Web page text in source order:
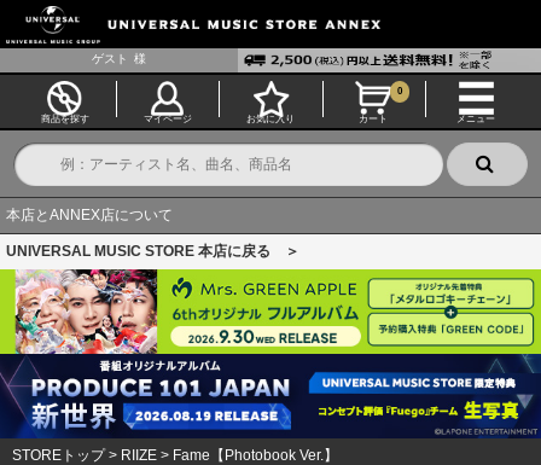
ゲスト 様
商品を探す マイページ お気に入り カート
0
メニュー
本店とANNEX店について
UNIVERSAL MUSIC STORE 本店に戻る ＞
STOREトップ> RIIZE > Fame【Photobook Ver.】